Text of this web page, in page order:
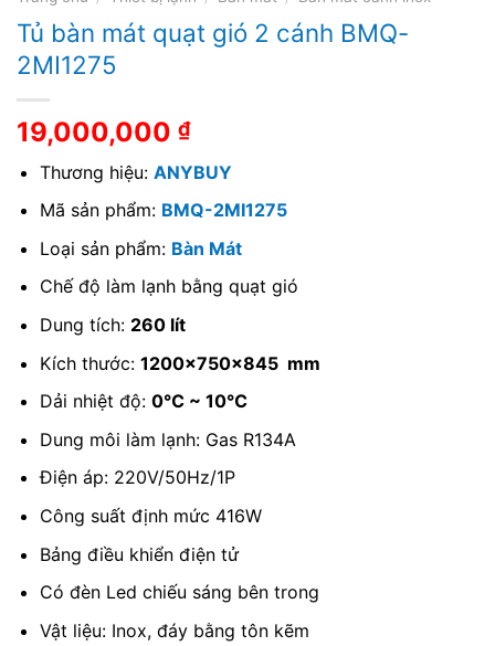
Tủ bàn mát quạt gió 2 cánh BMQ-
2MI1275
19,000,000 ₫
Thương hiệu: ANYBUY
Mã sản phẩm: BMQ-2MI1275
Loại sản phẩm: Bàn Mát
Chế độ làm lạnh bằng quạt gió
Dung tích: 260 lít
Kích thước: 1200x750x845 mm
Dải nhiệt độ: 0℃ ~ 10℃
Dung môi làm lạnh: Gas R134A
Điện áp: 220V/50Hz/1P
Công suất định mức 416W
Bảng điều khiển điện tử
Có đèn Led chiếu sáng bên trong
Vật liệu: Inox, đáy bằng tôn kẽm